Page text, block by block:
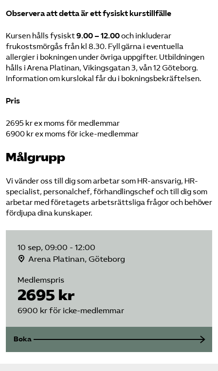
Observera att detta är ett fysiskt kurstillfälle
Kursen hålls fysiskt9.00 – 12.00och inkluderar
frukostsmörgås från kl 8.30. Fyll gärna i eventuella
allergier i bokningen under övriga uppgifter. Utbildningen
hålls i Arena Platinan, Vikingsgatan 3, vån 12 Göteborg.
Information om kurslokal får du i bokningsbekräftelsen.
Pris
2695 kr ex moms för medlemmar
6900 kr ex moms för icke-medlemmar
Målgrupp
Vi vänder oss till dig som arbetar som HR-ansvarig, HR-
specialist, personalchef, förhandlingschef och till dig som
arbetar med företagets arbetsrättsliga frågor och behöver
fördjupa dina kunskaper.
10 sep, 09:00 - 12:00
Arena Platinan, Göteborg
Medlemspris
2695 kr
6900 kr för icke-medlemmar
Boka